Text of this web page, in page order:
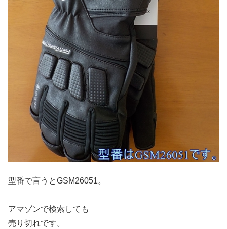
型番で言うとGSM26051。
アマゾンで検索しても
売り切れです。